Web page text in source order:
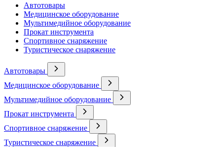
Автотовары
Медицинское оборудование
Мультимедийное оборудование
Прокат инструмента
Спортивное снаряжение
Туристическое снаряжение
Автотовары
Медицинское оборудование
Мультимедийное оборудование
Прокат инструмента
Спортивное снаряжение
Туристическое снаряжение